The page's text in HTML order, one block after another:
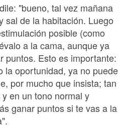
"bueno, tal vez mañana
sal de la habitación. Luego
posible (como
a la cama, aunque ya
puntos. Esto es importante:
la oportunidad, ya no puede
por mucho que insista; tan
en un tono normal y
ganar puntos si te vas a la